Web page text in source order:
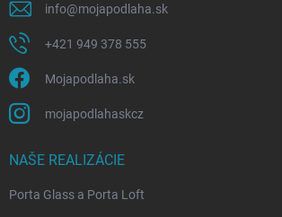
info@mojapodlaha.sk
+421 949 378 555
Mojapodlaha.sk
mojapodlahaskcz
NAŠE REALIZÁCIE
Porta Glass a Porta Loft